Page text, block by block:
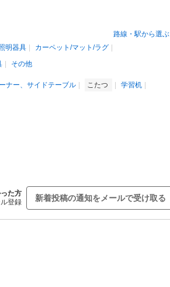
路線・駅から選ぶ
明器具
カーペット/マット/ラグ
その他
ナー、サイドテーブル こたつ
学習机
た方
登録
新着投稿の通知をメールで受け取る